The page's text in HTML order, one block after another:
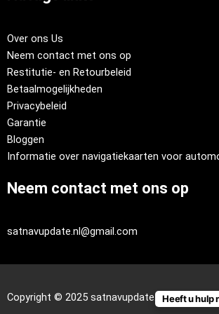
Over ons Us
Neem contact met ons op
Restitutie- en Retourbeleid
Betaalmogelijkheden
Privacybeleid
Garantie
Bloggen
Informatie over navigatiekaarten voor
Neem contact met ons op
satnavupdate.nl@gmail.com
Copyright © 2025 satnavupdate.nlHeeft u hulp